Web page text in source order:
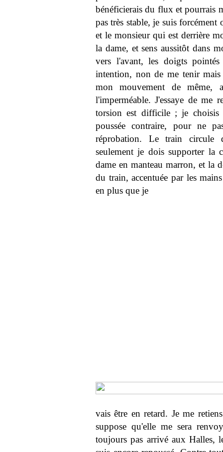
bénéficierais du flux et pourrais
pas très stable, je suis
et le monsieur qui est derrière
la dame, et sens aussitôt dans
vers l'avant, les doigts
intention, non de me tenir
mon mouvement de même,
l'imperméable. J'essaye de
torsion est difficile ; je choisis
poussée contraire, pour ne
réprobation. Le train circule
seulement je dois supporter la
dame en manteau marron, et la
du train, accentuée par les
en plus que je
vais être en retard. Je me
suppose qu'elle me sera
toujours pas arrivé aux Halles,